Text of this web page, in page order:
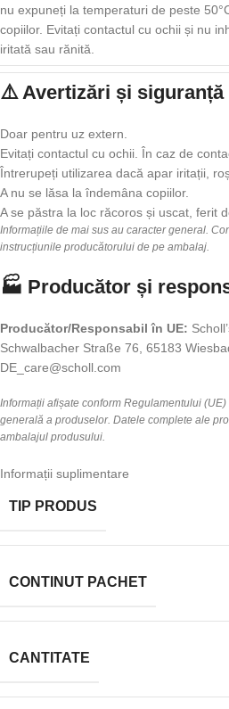
nu expuneți la temperaturi de peste
copiilor. Evitați contactul cu ochii și nu
iritată sau rănită.
⚠️ Avertizări și siguranță
Doar pentru uz extern.
Evitați contactul cu ochii. În caz de
Întrerupeți utilizarea dacă apar iritații,
A nu se lăsa la îndemâna copiilor.
A se păstra la loc răcoros și uscat, ferit
Informațiile de mai sus au caracter general.
instrucțiunile producătorului de pe ambalaj.
🏭 Producător și
Producător/Responsabil în UE:
Schwalbacher Straße 76, 65183
DE_care@scholl.com
Informații afișate conform Regulamentului
generală a produselor. Datele complete ale
ambalajul produsului.
Informații suplimentare
TIP PRODUS
CONTINUT PACHET
CANTITATE